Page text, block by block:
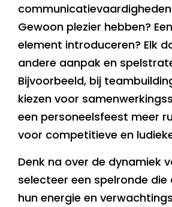
Gewoon plezier hebben?
element introduceren? Elk
andere aanpak en
Bijvoorbeeld, bij
kiezen voor
een personeelsfeest meer
voor competitieve en
Denk na over de dynamiek
selecteer een spelronde die
hun energie en